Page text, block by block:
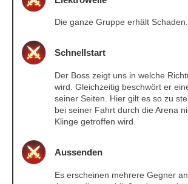
Die ganze Gruppe erhält Schaden.
Schnellstart
Der Boss zeigt uns in welche
wird. Gleichzeitig beschwört er
seiner Seiten. Hier gilt es so zu
bei seiner Fahrt durch die Arena
Klinge getroffen wird.
Aussenden
Es erscheinen mehrere Gegner